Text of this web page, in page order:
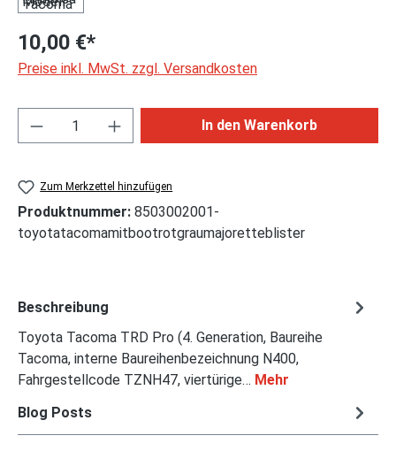
10,00 €*
Preise inkl. MwSt. zzgl. Versandkosten
Produkt Anzahl: Gib den gewünschten
In den Warenkorb
Zum Merkzettel hinzufügen
Produktnummer: 8503002001-
toyotatacomamitbootrotgraumajoretteblister
Beschreibung
Toyota Tacoma TRD Pro (4. Generation, Baureihe
Tacoma, interne Baureihenbezeichnung N400,
Fahrgestellcode TZNH47, viertürige… Mehr
Blog Posts